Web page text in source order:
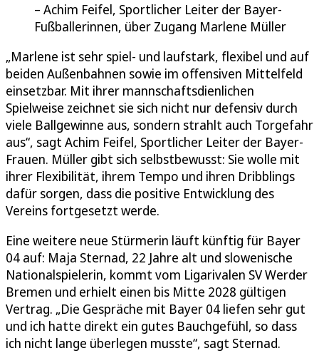
Achim Feifel, Sportlicher Leiter der Bayer-
Fußballerinnen, über Zugang Marlene Müller
„Marlene ist sehr spiel- und laufstark, flexibel und auf
beiden Außenbahnen sowie im offensiven Mittelfeld
einsetzbar. Mit ihrer mannschaftsdienlichen
Spielweise zeichnet sie sich nicht nur defensiv durch
viele Ballgewinne aus, sondern strahlt auch Torgefahr
aus“, sagt Achim Feifel, Sportlicher Leiter der Bayer-
Frauen. Müller gibt sich selbstbewusst: Sie wolle mit
ihrer Flexibilität, ihrem Tempo und ihren Dribblings
dafür sorgen, dass die positive Entwicklung des
Vereins fortgesetzt werde.
Eine weitere neue Stürmerin läuft künftig für Bayer
04 auf: Maja Sternad, 22 Jahre alt und slowenische
Nationalspielerin, kommt vom Ligarivalen SV Werder
Bremen und erhielt einen bis Mitte 2028 gültigen
Vertrag. „Die Gespräche mit Bayer 04 liefen sehr gut
und ich hatte direkt ein gutes Bauchgefühl, so dass
ich nicht lange überlegen musste“, sagt Sternad.